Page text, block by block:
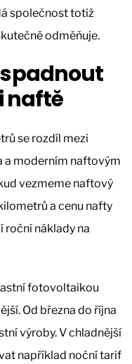
společnost totiž
odměňuje.
naftě
se rozdíl mezi
moderním naftovým
vezmeme naftový
a cenu nafty
roční náklady na
fotovoltaikou
Od března do října
výroby. V chladnější
například noční tarif